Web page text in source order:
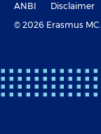
ANBI Disclaimer
© 2026 Erasmus MC.